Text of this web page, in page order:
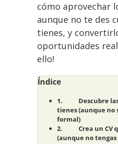
cómo aprovechar
aunque no te des
tienes, y
oportunidades
ello!
Índice
Descubre
tienes (aunque no
formal)
Crea un CV
(aunque no